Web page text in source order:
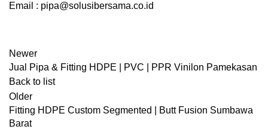
Email : pipa@solusibersama.co.id
Newer
Jual Pipa & Fitting HDPE | PVC | PPR Vinilon Pamekasan
Back to list
Older
Fitting HDPE Custom Segmented | Butt Fusion Sumbawa
Barat